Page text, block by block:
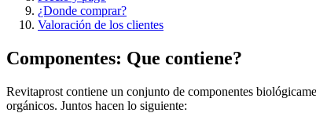
¿Donde comprar?
Valoración de los clientes
Componentes: Que contiene?
Revitaprost contiene un conjunto de componentes
orgánicos. Juntos hacen lo siguiente: